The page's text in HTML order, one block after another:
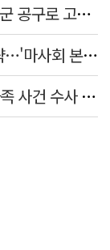
'외도 의심' 아내 화장실에 묶고 불에 달군 공구로 고문…남편 검거
김병삼 경북 영천시장, 이번엔 국회 공략…'마사회 본사 이전·광역교통망 확충' 요청
경찰, 9월 초부터 상피제 전격 실시…가족 사건 수사 못해